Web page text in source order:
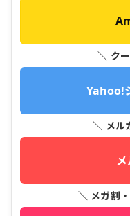
＼ ク
Yahoo!
＼ メル
＼ メガ割